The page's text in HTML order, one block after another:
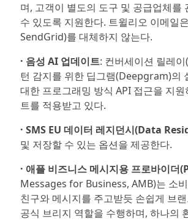
며, 고객이 별도의 도구 및 공급업체
수 있도록 지원한다. 트윌리오 이메일
SendGrid)를 대체하지 않는다.
· 음성 AI 업데이트: 컨버세이션 릴레
턴 감지를 위한 딥그램(Deepgram)의
대한 프로그래밍 방식 API 접근을 지
트를 적용받고 있다.
· SMS EU 데이터 레지던시(Data
및 저장할 수 있는 옵션을 제공한다.
· 애플 비즈니스 메시지용 프로바이
Messages for Business, AMB)는 소
친구와 메시지를 주고받듯 손쉽게 브
공식 브리지 역할을 수행하며, 하나의